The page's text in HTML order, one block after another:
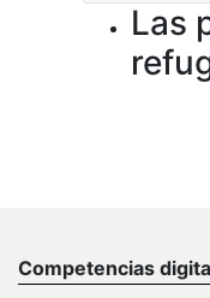
Las
Competencias